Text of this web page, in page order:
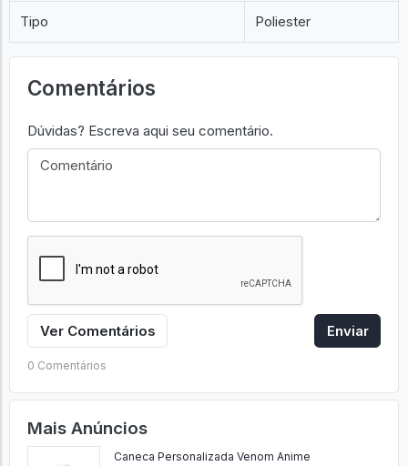
Tipo Poliester
Comentários
Dúvidas? Escreva aqui seu comentário.
Ver Comentários Enviar
0 Comentários
Mais Anúncios
Caneca Personalizada Venom Anime